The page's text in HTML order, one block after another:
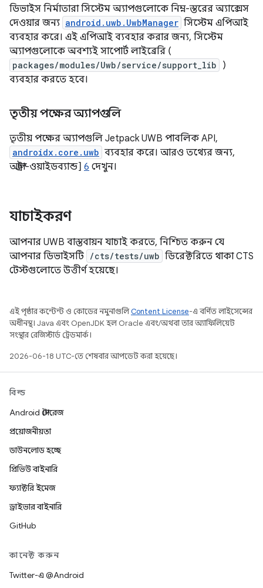
ডিভাইস নির্মাতারা সিস্টেম অ্যাপগুলোকে নিম্ন-স্তরের অ্যাক্সেস
দেওয়ার জন্য android.uwb.UwbManager সিস্টেম এপিআই
ব্যবহার করে। এই এপিআই ব্যবহার করার জন্য, সিস্টেম
অ্যাপগুলোকে অবশ্যই সাপোর্ট লাইব্রেরি (
packages/modules/Uwb/service/support_lib
)
ব্যবহার করতে হবে।
তৃতীয় পক্ষের অ্যাপগুলি
তৃতীয় পক্ষের অ্যাপগুলি Jetpack UWB পাবলিক API,
androidx.core.uwb ব্যবহার করে। আরও তথ্যের জন্য,
আল্ট্রা-ওয়াইডব্যান্ড] 6 দেখুন।
যাচাইকরণ
আপনার UWB বাস্তবায়ন যাচাই করতে, নিশ্চিত করুন যে
আপনার ডিভাইসটি /cts/tests/uwb ডিরেক্টরিতে থাকা CTS
টেস্টগুলোতে উত্তীর্ণ হয়েছে।
এই পৃষ্ঠার কন্টেন্ট ও কোডের নমুনাগুলিContent License-এ বর্ণিত লাইসেন্সের
অধীনস্থ। Java এবং OpenJDK হল Oracle এবং/অথবা তার অ্যাফিলিয়েট
সংস্থার রেজিস্টার্ড ট্রেডমার্ক।
2026-06-18 UTC-তে শেষবার আপডেট করা হয়েছে।
বিল্ড
Android স্টোরেজ
প্রয়োজনীয়তা
ডাউনলোড হচ্ছে
প্রিভিউ বাইনারি
ফ্যাক্টরি ইমেজ
ড্রাইভার বাইনারি
GitHub
কানেক্ট করুন
Twitter-এ @Android